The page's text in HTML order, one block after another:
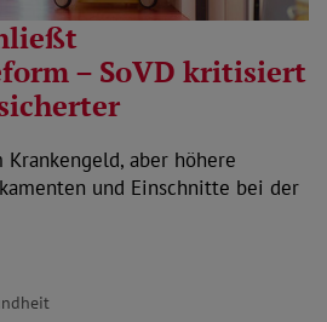
– SoVD kritisiert
aber höhere
und Einschnitte bei der